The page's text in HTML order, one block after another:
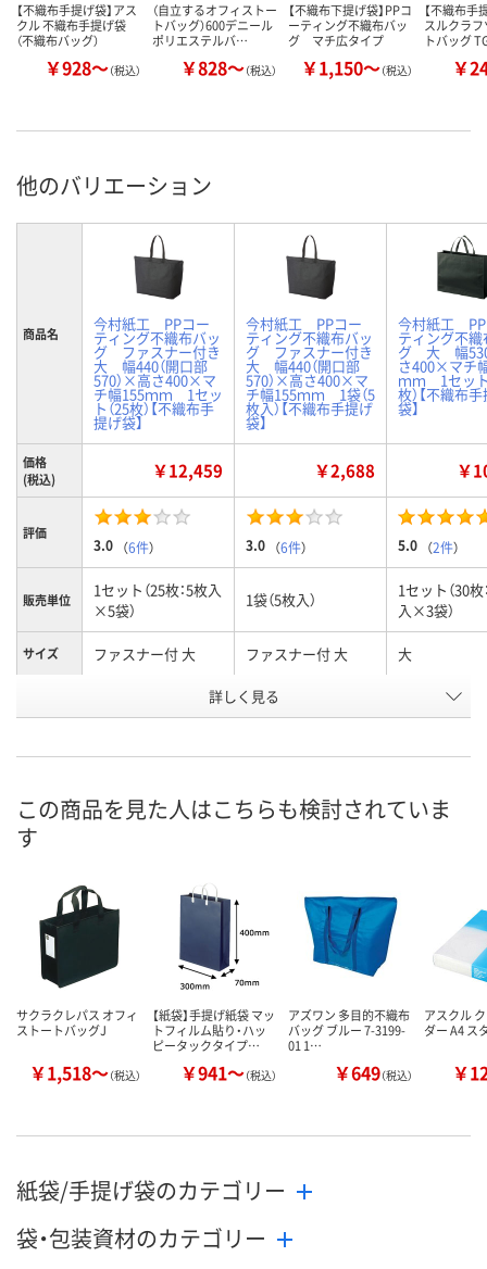
【不織布手提げ袋】アス
クル 不織布手提げ袋
（不織布バッグ）
￥928～（税込）
（自立するオフィストー
トバッグ）600デニール
ポリエステルバ…
￥828～（税込）
【不織布下提げ袋】PPコ
ーティング不織布バッ
グ マチ広タイプ
￥1,150～（税込）
【不織布手
スルクラ
トバッグ
￥
他のバリエーション
商品名 今村紙工 PPコー
ティング不織布バッ
グ ファスナー付き
大 幅440（開口部
570）×高さ400×マ
チ幅155ｍｍ 1セッ
ト（25枚）【不織布手
提げ袋】
今村紙工 PPコー
ティング不織布バッ
グ ファスナー付き
大 幅440（開口部
570）×高さ400×マ
チ幅155ｍｍ 1袋（5
枚入）【不織布手提げ
袋】
今村紙工
ティング不
グ 大 幅
さ400×マチ
ｍｍ 1セット
枚）【不織布
袋】
価格
(税込)
￥12,459 ￥2,688 ￥
評価
3.0 （6件） 3.0 （6件） 5.0 （2件）
販売単位
1セット（25枚：5枚入
×5袋）
1袋（5枚入）
1セット（30枚
入×3袋）
サイズ ファスナー付 大 ファスナー付 大 大
1621213 8874668
8月12日（水）
カゴへ カゴへ
詳しく見る
この商品を見た人はこちらも検討されていま
す
サクラクレパス オフィ
ストートバッグJ
￥1,518～（税込）
【紙袋】手提げ紙袋 マッ
トフィルム貼り・ハッ
ピータックタイプ…
￥941～（税込）
アズワン 多目的不織布
バッグ ブルー 7-3199-
01 1…
￥649（税込）
アスクル
ダー A4 ス
￥
紙袋/手提げ袋のカテゴリー
袋・包装資材のカテゴリー